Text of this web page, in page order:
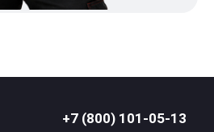
+7 (800) 101-05-13